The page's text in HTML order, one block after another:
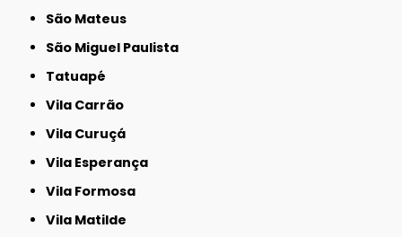
São Mateus
São Miguel Paulista
Tatuapé
Vila Carrão
Vila Curuçá
Vila Esperança
Vila Formosa
Vila Matilde